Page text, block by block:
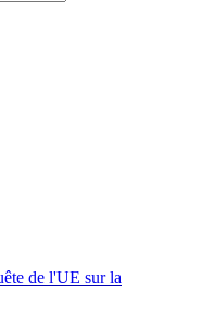
de l'UE sur la